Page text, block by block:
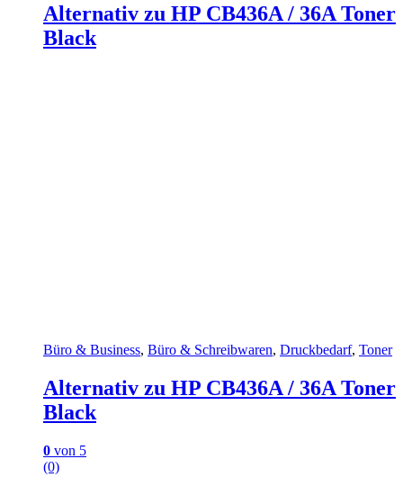
Alternativ zu HP CB436A / 36A Toner
Black
Büro & Business, Büro & Schreibwaren, Druckbedarf, Toner
Alternativ zu HP CB436A / 36A Toner
Black
0 von 5
(0)